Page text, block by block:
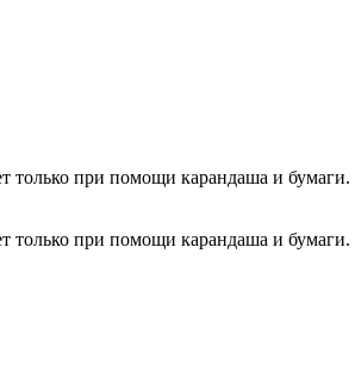
при помощи карандаша и бумаги.
при помощи карандаша и бумаги.